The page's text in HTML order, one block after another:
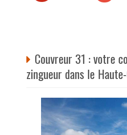
Couvreur 31 : votre
zingueur dans le